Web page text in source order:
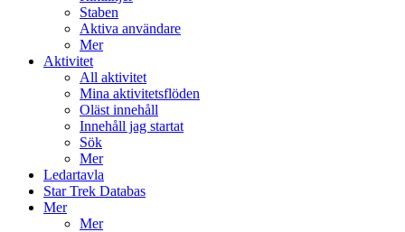
Staben
Aktiva användare
Mer
Aktivitet
All aktivitet
Mina aktivitetsflöden
Oläst innehåll
Innehåll jag startat
Sök
Mer
Ledartavla
Star Trek Databas
Mer
Mer